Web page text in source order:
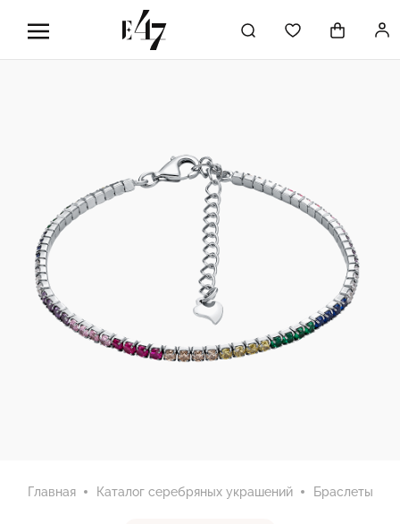
Главная Каталог серебряных украшений Браслеты